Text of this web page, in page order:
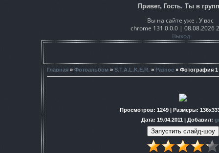
Привет, Гость. Ты в
Вы на сайте уже . У вас
chrome 131.0.0.0 | 08.08.2026
Выход
Главная » Фотоальбом » S.T.A.L.K.E.R. » Разное » Фотография 1
Просмотров: 1249 | Размеры:
Дата: 19.04.2011 | Добавил: